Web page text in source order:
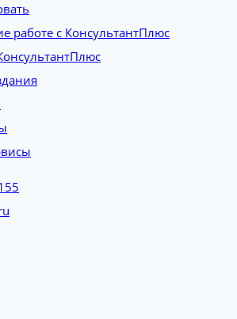
работе с КонсультантПлюс